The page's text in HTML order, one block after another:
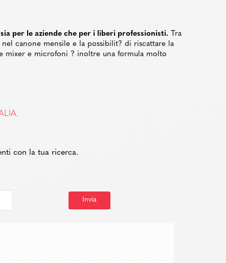
per le aziende che per i liberi professionisti. Tra
canone mensile e la possibilit? di riscattare la
mixer e microfoni ? inoltre una formula molto
con la tua ricerca.
Invia